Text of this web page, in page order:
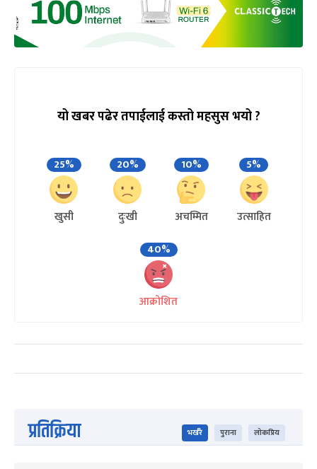
यो खबर पढेर तपाईलाई कस्तो महसुस भयो ?
25%
खुसी
20%
दुःखी
10%
अचम्मित
5%
उत्साहित
40%
आक्रोशित
प्रतिक्रिया भर्खरै पुराना लोकप्रिय